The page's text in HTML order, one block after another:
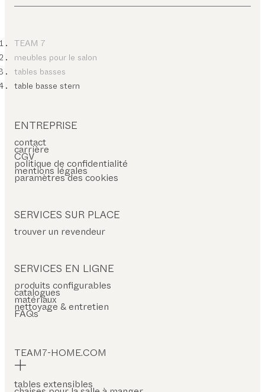
TEAM 7
meubles pour le salon
tables basses
table basse stern
ENTREPRISE
contact
carrière
CGV
politique de confidentialité
mentions légales
paramètres des cookies
SERVICES SUR PLACE
trouver un revendeur
SERVICES EN LIGNE
produits configurables
catalogues
matériaux
nettoyage & entretien
FAQs
TEAM7-HOME.COM
tables extensibles